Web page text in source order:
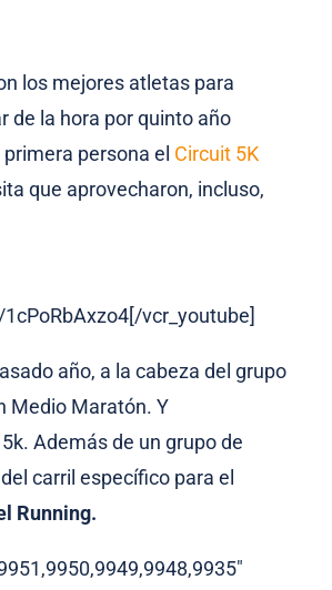
los mejores atletas para
de la hora por quinto año
persona el Circuit 5K
que aprovecharon, incluso,
vcr_youtube]
año, a la cabeza del grupo
Medio Maratón. Y
Además de un grupo de
carril específico para el
Running.